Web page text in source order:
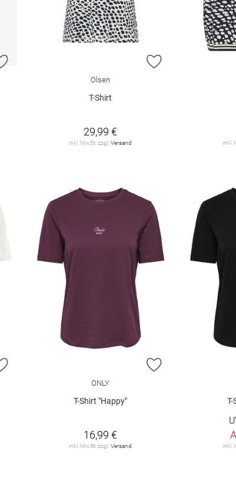
ZUR WUNSCHLISTE HINZUFÜGEN ZUR
Olsen
T-Shirt
29,99 €
inkl. MwSt. zzgl.Versand inkl.
ZUR WUNSCHLISTE HINZUFÜGEN ZUR
ONLY
T-Shirt "Happy"
16,99 €
inkl. MwSt. zzgl.Versand inkl.